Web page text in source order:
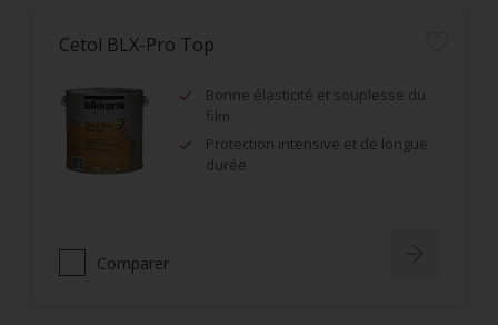
Cetol BLX-Pro Top
Bonne élasticité et souplesse du
film
Protection intensive et de longue
durée
Comparer